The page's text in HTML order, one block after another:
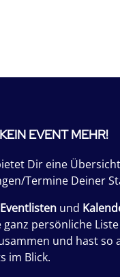
EVENT MEHR!
Dir eine
Termine Deiner
Eventlisten und
ganz persönliche
und hast so
im Blick.